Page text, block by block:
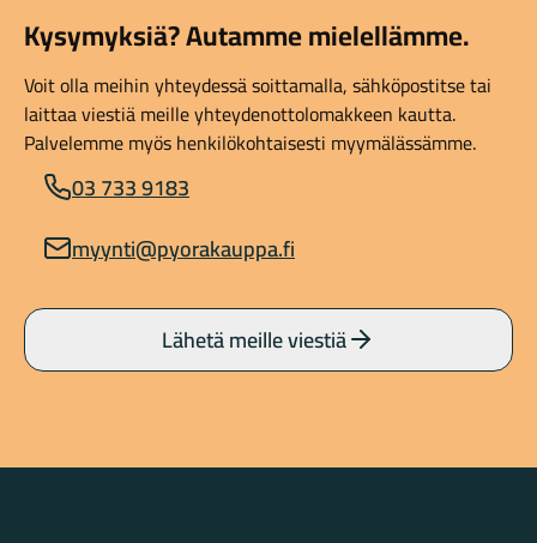
Kysymyksiä? Autamme mielellämme.
Voit olla meihin yhteydessä soittamalla, sähköpostitse tai
laittaa viestiä meille yhteydenottolomakkeen kautta.
Palvelemme myös henkilökohtaisesti myymälässämme.
03 733 9183
myynti@pyorakauppa.fi
Lähetä meille viestiä